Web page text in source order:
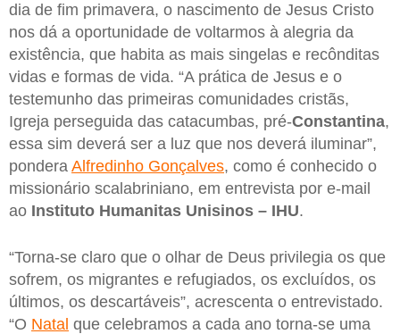
dia de fim primavera, o nascimento de Jesus Cristo
nos dá a oportunidade de voltarmos à alegria da
existência, que habita as mais singelas e recônditas
vidas e formas de vida. “A prática de Jesus e o
testemunho das primeiras comunidades cristãs,
Igreja perseguida das catacumbas, pré-Constantina,
essa sim deverá ser a luz que nos deverá iluminar”,
pondera Alfredinho Gonçalves, como é conhecido o
missionário scalabriniano, em entrevista por e-mail
ao Instituto Humanitas Unisinos – IHU.
“Torna-se claro que o olhar de Deus privilegia os que
sofrem, os migrantes e refugiados, os excluídos, os
últimos, os descartáveis”, acrescenta o entrevistado.
“O Natal que celebramos a cada ano torna-se uma